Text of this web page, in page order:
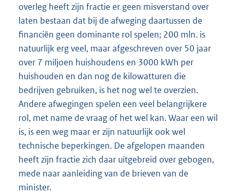
overleg heeft zijn fractie er geen misverstand over
laten bestaan dat bij de afweging daartussen de
financiën geen dominante rol spelen; 200 mln. is
natuurlijk erg veel, maar afgeschreven over 50 jaar
over 7 miljoen huishoudens en 3000 kWh per
huishouden en dan nog de kilowatturen die
bedrijven gebruiken, is het nog wel te overzien.
Andere afwegingen spelen een veel belangrijkere
rol, met name de vraag of het wel kan. Waar een wil
is, is een weg maar er zijn natuurlijk ook wel
technische beperkingen. De afgelopen maanden
heeft zijn fractie zich daar uitgebreid over gebogen,
mede naar aanleiding van de brieven van de
minister.